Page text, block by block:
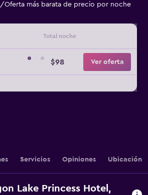
/Oferta más barata de precio por noche
Total noche
$98 Ver oferta
Servicios Opiniones Ubicación
Lake Princess Hotel,